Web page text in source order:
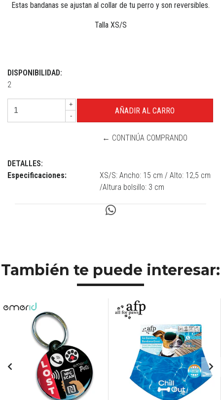
Estas bandanas se ajustan al collar de tu perro y son reversibles.
Talla XS/S
DISPONIBILIDAD:
2
+
-
← CONTINÚA COMPRANDO
DETALLES:
Especificaciones:
XS/S: Ancho: 15 cm / Alto: 12,5 cm
/Altura bolsillo: 3 cm
También te puede interesar: